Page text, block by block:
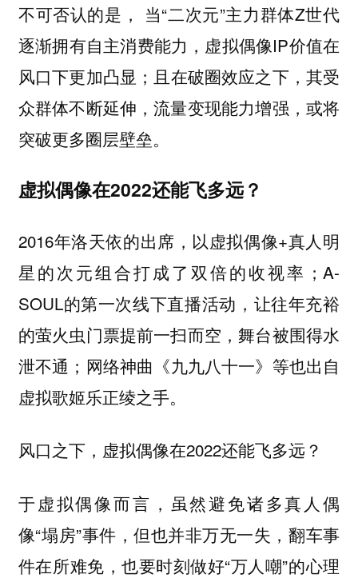
不可否认的是， 当“二次元”主力群体Z世代
逐渐拥有自主消费能力，虚拟偶像IP价值在
风口下更加凸显；且在破圈效应之下，其受
众群体不断延伸，流量变现能力增强，或将
突破更多圈层壁垒。
虚拟偶像在2022还能飞多远？
2016年洛天依的出席，以虚拟偶像+真人明
星的次元组合打成了双倍的收视率；A-
SOUL的第一次线下直播活动，让往年充裕
的萤火虫门票提前一扫而空，舞台被围得水
泄不通；网络神曲《九九八十一》等也出自
虚拟歌姬乐正绫之手。
风口之下，虚拟偶像在2022还能飞多远？
于虚拟偶像而言，虽然避免诸多真人偶
像“塌房”事件，但也并非万无一失，翻车事
件在所难免，也要时刻做好“万人嘲”的心理